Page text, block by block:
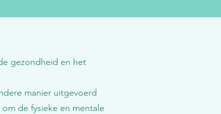
gezondheid en het
manier uitgevoerd
de fysieke en mentale